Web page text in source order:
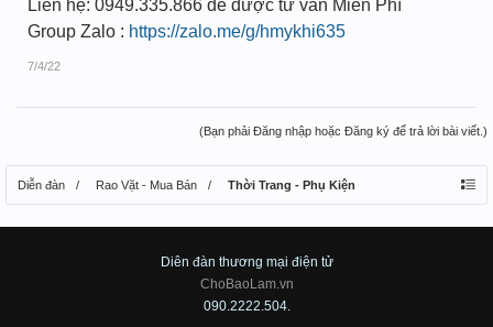
Liên hệ: 0949.335.866 để được tư vấn Miễn Phí
Group Zalo : https://zalo.me/g/hmykhi635
7/4/22
(Bạn phải Đăng nhập hoặc Đăng ký để trả lời bài viết.)
Diễn đàn Rao Vặt - Mua Bán Thời Trang - Phụ Kiện
Diên đàn thương mại điện tử
ChoBaoLam.vn
090.2222.504.